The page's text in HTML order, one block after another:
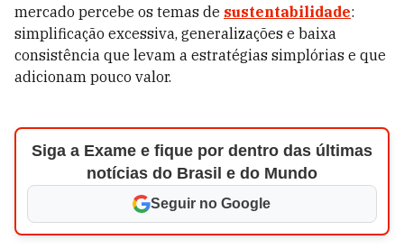
mercado percebe os temas de sustentabilidade:
simplificação excessiva, generalizações e baixa
consistência que levam a estratégias simplórias e que
adicionam pouco valor.
Siga a Exame e fique por dentro das últimas
notícias do Brasil e do Mundo
Seguir no Google